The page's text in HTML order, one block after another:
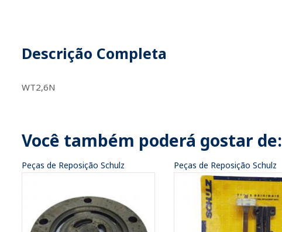
Descrição Completa
WT2,6N
Você também poderá gostar de:
Peças de Reposição Schulz Peças de Reposição Schulz